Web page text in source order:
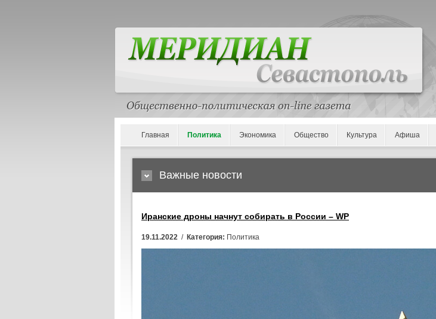
Главная Политика Экономика Общество Культура Афиша
Важные новости
Иранские дроны начнут собирать в России – WP
19.11.2022 / Категория: Политика